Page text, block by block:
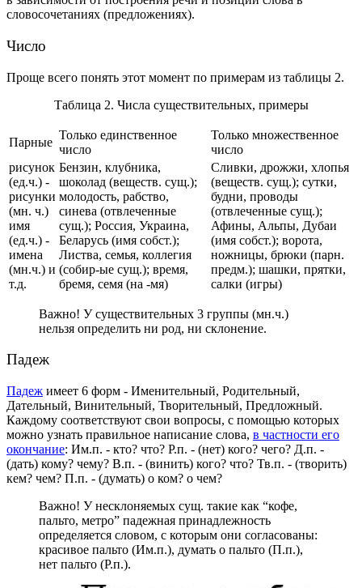
словосочетаниях (предложениях).
Число
Проще всего понять этот момент по примерам из таблицы 2.
Таблица 2. Числа существительных, примеры
Парные
Только единственное
число
Только множественное
число
рисунок
(ед.ч.) -
рисунки
(мн. ч.)
имя
(ед.ч.) -
имена
(мн.ч.) и
т.д.
Бензин, клубника,
шоколад (веществ. сущ.);
молодость, рабство,
синева (отвлеченные
сущ.); Россия, Украина,
Беларусь (имя собст.);
Листва, семья, коллегия
(собир-ые сущ.); время,
бремя, семя (на -мя)
Сливки, дрожжи, хлопья
(веществ. сущ.); сутки,
будни, проводы
(отвлеченные сущ.);
Афины, Альпы, Дубаи
(имя собст.); ворота,
ножницы, брюки (парн.
предм.); шашки, прятки,
салки (игры)
Важно! У существительных 3 группы (мн.ч.)
нельзя определить ни род, ни склонение.
Падеж
Падеж имеет 6 форм - Именительный, Родительный,
Дательный, Винительный, Творительный, Предложный.
Каждому соответствуют свои вопросы, с помощью которых
можно узнать правильное написание слова, в частности его
окончание: Им.п. - кто? что? Р.п. - (нет) кого? чего? Д.п. -
(дать) кому? чему? В.п. - (винить) кого? что? Тв.п. - (творить)
кем? чем? П.п. - (думать) о ком? о чем?
Важно! У несклоняемых сущ. такие как “кофе,
пальто, метро” падежная принадлежность
определяется словом, с которым они согласованы:
красивое пальто (Им.п.), думать о пальто (П.п.),
нет пальто (Р.п.).